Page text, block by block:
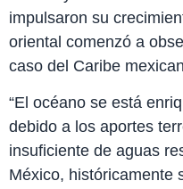
impulsaron su
oriental comenzó a
caso del Caribe
“El océano se está
debido a los aportes
insuficiente de aguas
México, históricamente